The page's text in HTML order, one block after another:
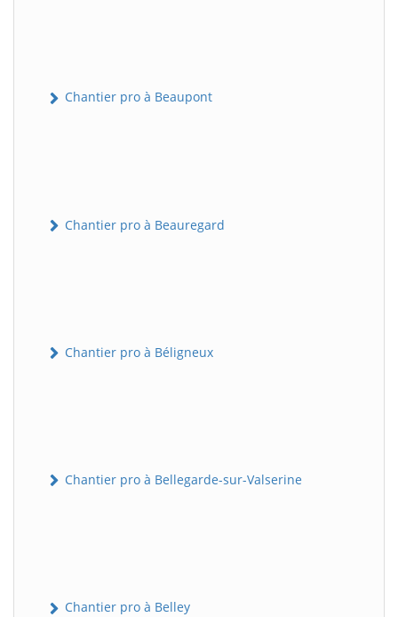
Chantier pro à Beaupont
Chantier pro à Beauregard
Chantier pro à Béligneux
Chantier pro à Bellegarde-sur-Valserine
Chantier pro à Belley